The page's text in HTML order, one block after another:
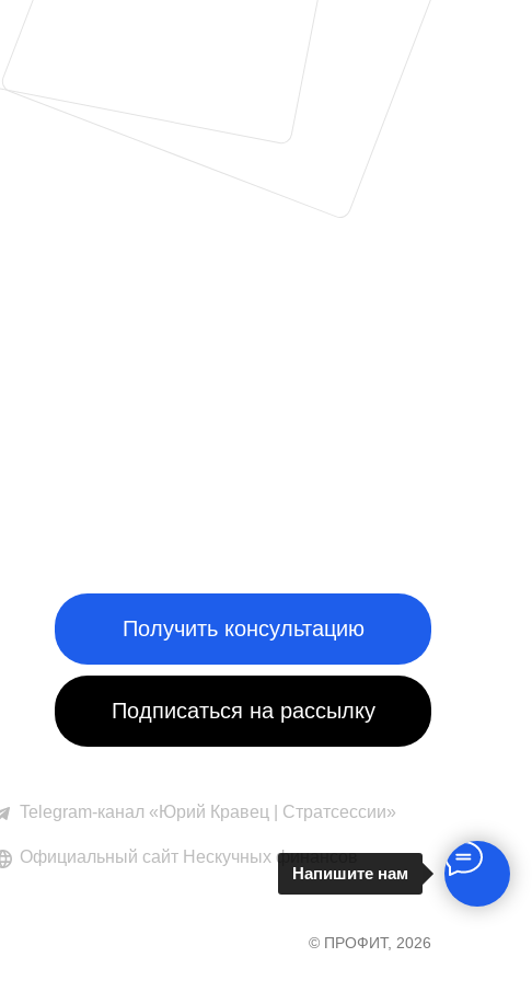
Напишите нам
Получить консультацию
Подписаться на рассылку
Telegram-канал «Юрий Кравец | Стратсессии»
Официальный сайт Нескучных финансов
© ПРОФИТ, 2026